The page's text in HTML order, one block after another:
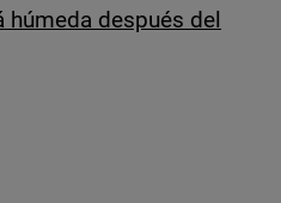
húmeda después del